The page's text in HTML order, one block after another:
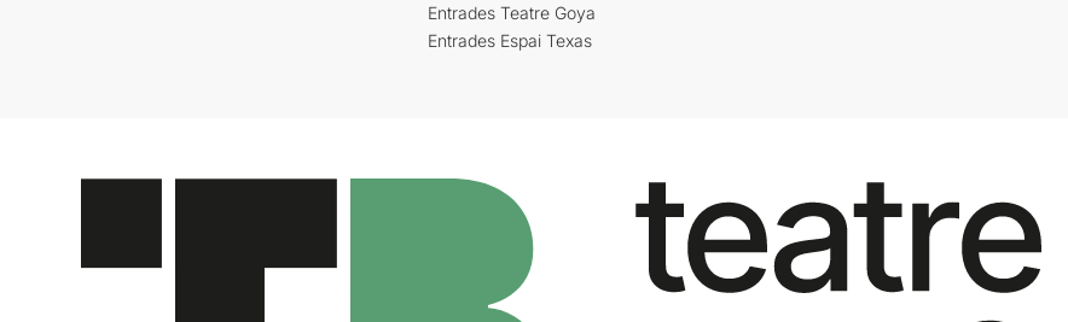
Entrades Teatre Goya
Entrades Espai Texas